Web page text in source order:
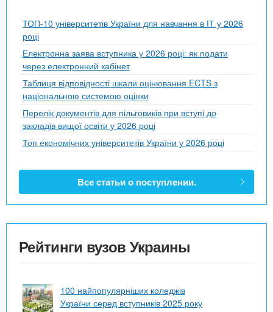
ТОП-10 університетів України для навчання в ІТ у 2026
році
Електронна заява вступника у 2026 році: як подати
через електронний кабінет
Таблиця відповідності шкали оцінювання ECTS з
національною системою оцінки
Перелік документів для пільговиків при вступі до
закладів вищої освіти у 2026 році
Топ економічних університетів України у 2026 році
Все статьи о поступлении.
Рейтинги вузов Украины
100 найпопулярніших коледжів
України серед вступників 2025 року